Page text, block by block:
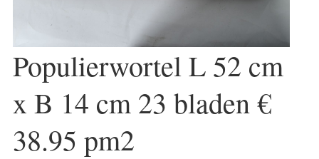
Populierwortel L 52 cm
x B 14 cm 23 bladen €
38.95 pm2